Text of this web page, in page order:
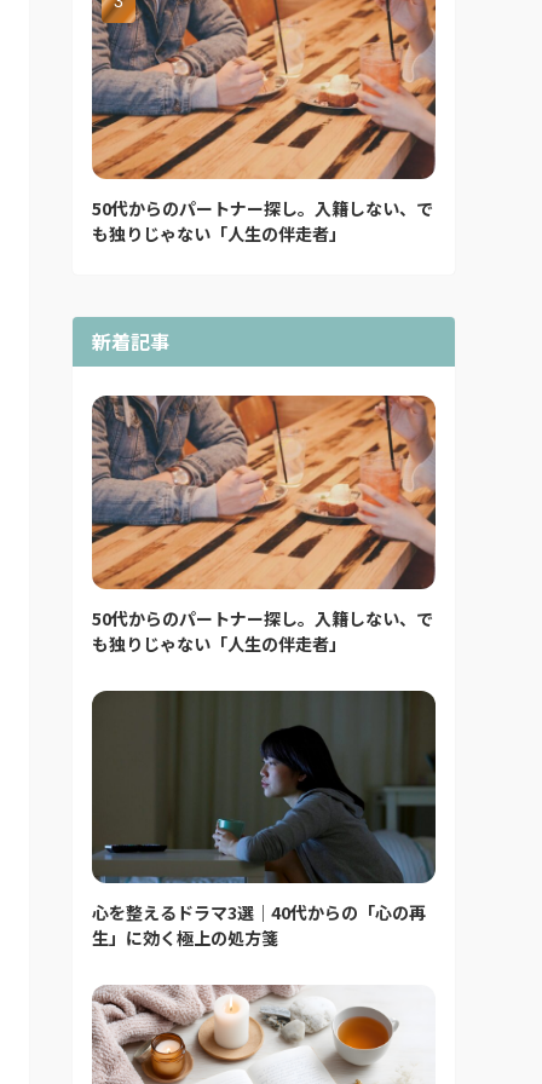
50代からのパートナー探し。入籍しない、で
も独りじゃない「人生の伴走者」
新着記事
50代からのパートナー探し。入籍しない、で
も独りじゃない「人生の伴走者」
心を整えるドラマ3選｜40代からの「心の再
生」に効く極上の処方箋